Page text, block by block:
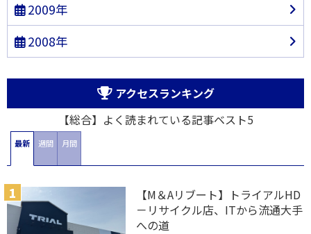
2009年
2008年
アクセスランキング
【総合】よく読まれている記事ベスト5
最新 週間 月間
【M＆Aリブート】トライアルHD
－リサイクル店、ITから流通大手
への道